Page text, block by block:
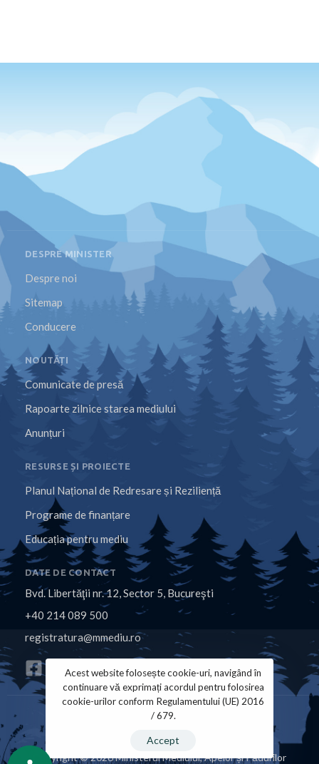
DESPRE MINISTER
Despre noi
Sitemap
Conducere
NOUTĂȚI
Comunicate de presă
Rapoarte zilnice starea mediului
Anunțuri
RESURSE ȘI PROIECTE
Planul Național de Redresare și Reziliență
Programe de finanțare
Educația pentru mediu
DATE DE CONTACT
Bvd. Libertăţii nr. 12, Sector 5, Bucureşti
+40 214 089 500
registratura@mmediu.ro
Copyright © 2026 Ministerul Mediului, Apelor și Pădurilor
Acest website folosește cookie-uri, navigând în
continuare vă exprimați acordul pentru folosirea
cookie-urilor conform Regulamentului (UE) 2016
/ 679.
Accept